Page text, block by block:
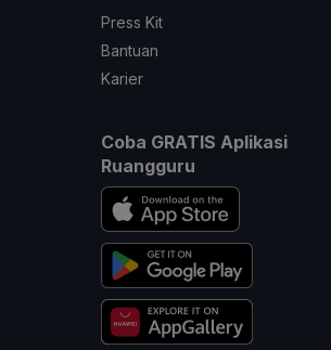
Press Kit
Bantuan
Karier
Coba GRATIS Aplikasi
Ruangguru